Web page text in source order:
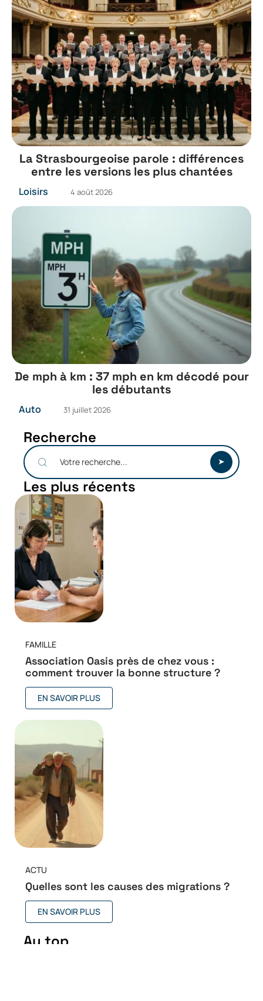
La Strasbourgeoise parole : différences
entre les versions les plus chantées
Loisirs 4 août 2026
De mph à km : 37 mph en km décodé pour
les débutants
Auto 31 juillet 2026
Recherche
Les plus récents
FAMILLE
Association Oasis près de chez vous :
comment trouver la bonne structure ?
EN SAVOIR PLUS
ACTU
Quelles sont les causes des migrations ?
EN SAVOIR PLUS
Au top